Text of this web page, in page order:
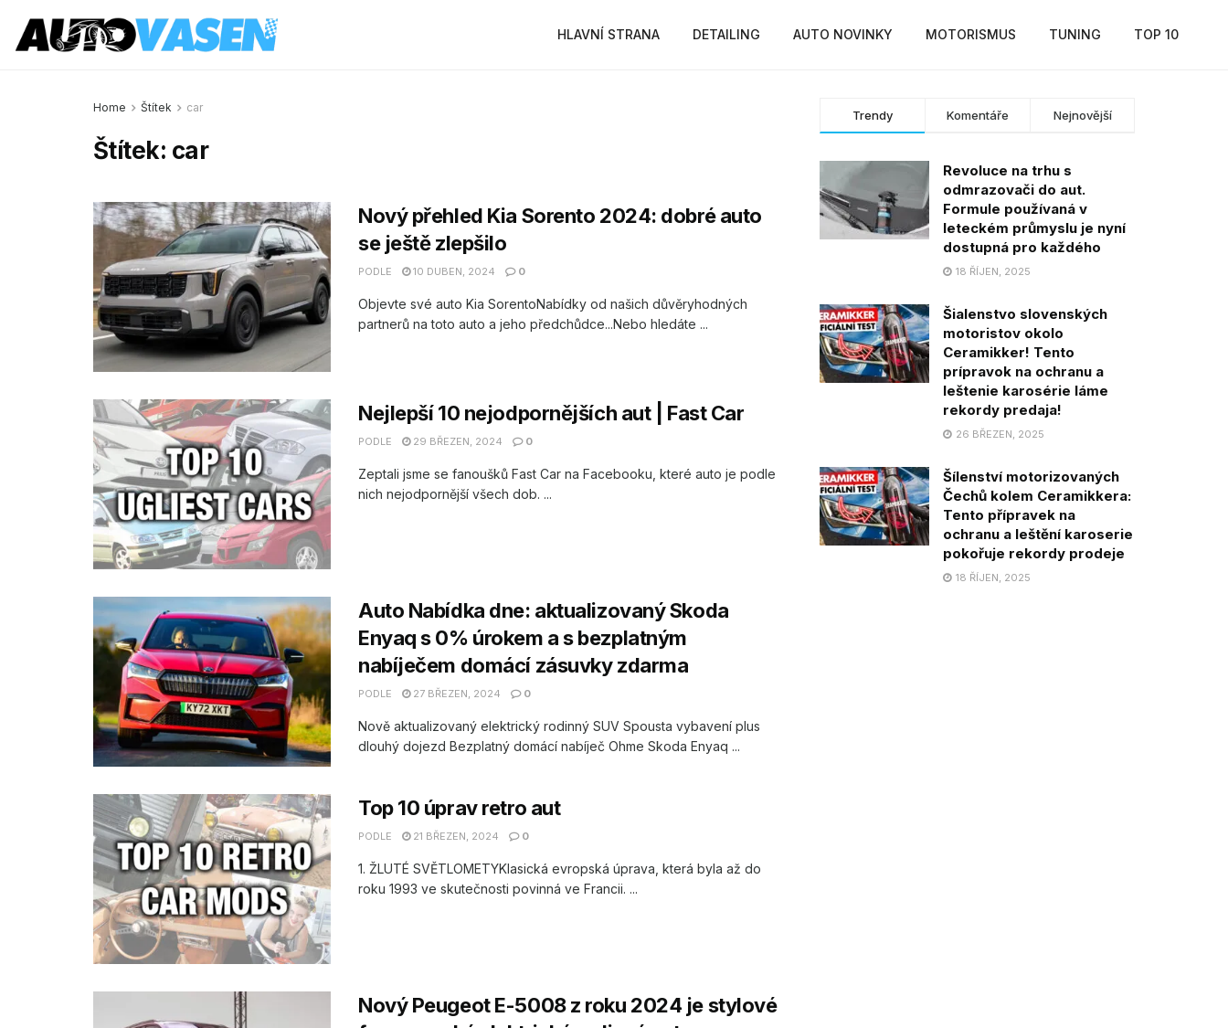
HLAVNÍ STRANA DETAILING AUTO NOVINKY MOTORISMUS TUNING TOP 10
Home Štítek car
Štítek: car
Nový přehled Kia Sorento 2024: dobré auto
se ještě zlepšilo
PODLE 10 DUBEN, 2024 0
Objevte své auto Kia SorentoNabídky od našich důvěryhodných
partnerů na toto auto a jeho předchůdce...Nebo hledáte ...
Nejlepší 10 nejodpornějších aut | Fast Car
PODLE 29 BŘEZEN, 2024 0
Zeptali jsme se fanoušků Fast Car na Facebooku, které auto je podle
nich nejodpornější všech dob. ...
Auto Nabídka dne: aktualizovaný Skoda
Enyaq s 0% úrokem a s bezplatným
nabíječem domácí zásuvky zdarma
PODLE 27 BŘEZEN, 2024 0
Nově aktualizovaný elektrický rodinný SUV Spousta vybavení plus
dlouhý dojezd Bezplatný domácí nabíječ Ohme Skoda Enyaq ...
Top 10 úprav retro aut
PODLE 21 BŘEZEN, 2024 0
1. ŽLUTÉ SVĚTLOMETYKlasická evropská úprava, která byla až do
roku 1993 ve skutečnosti povinná ve Francii. ...
Nový Peugeot E-5008 z roku 2024 je stylové
Trendy Komentáře Nejnovější
Revoluce na trhu s
odmrazovači do aut.
Formule používaná v
leteckém průmyslu je nyní
dostupná pro každého
18 ŘÍJEN, 2025
Šialenstvo slovenských
motoristov okolo
Ceramikker! Tento
prípravok na ochranu a
leštenie karosérie láme
rekordy predaja!
26 BŘEZEN, 2025
Šílenství motorizovaných
Čechů kolem Ceramikkera:
Tento přípravek na
ochranu a leštění karoserie
pokořuje rekordy prodeje
18 ŘÍJEN, 2025